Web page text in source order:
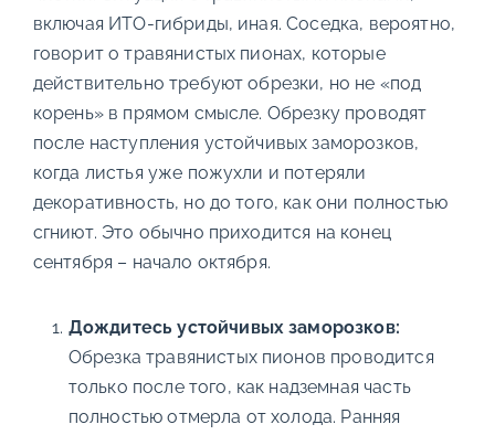
включая ИТО-гибриды, иная. Соседка, вероятно,
говорит о травянистых пионах, которые
действительно требуют обрезки, но не «под
корень» в прямом смысле. Обрезку проводят
после наступления устойчивых заморозков,
когда листья уже пожухли и потеряли
декоративность, но до того, как они полностью
сгниют. Это обычно приходится на конец
сентября – начало октября.
Дождитесь устойчивых заморозков:
Обрезка травянистых пионов проводится
только после того, как надземная часть
полностью отмерла от холода. Ранняя